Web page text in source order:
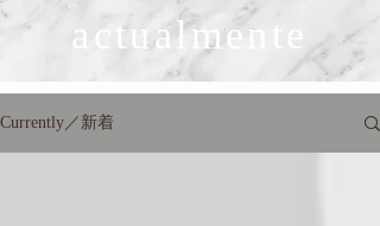
actualmente
Currently／新着